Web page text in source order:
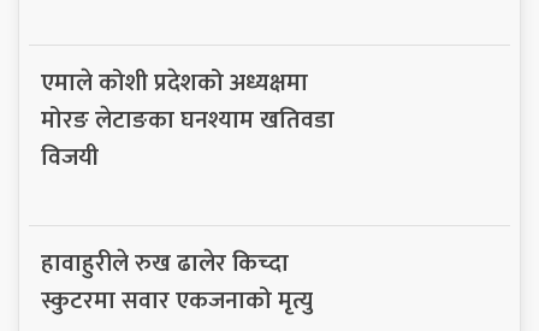
एमाले कोशी प्रदेशको अध्यक्षमा
मोरङ लेटाङका घनश्याम खतिवडा
विजयी
हावाहुरीले रुख ढालेर किच्दा
स्कुटरमा सवार एकजनाको मृत्यु